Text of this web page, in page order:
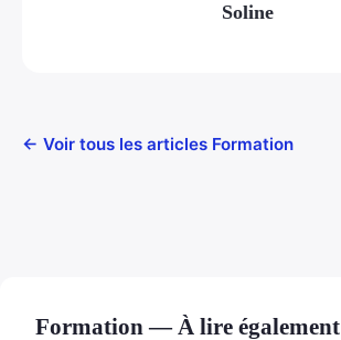
Soline
← Voir tous les articles Formation
Formation — À lire également